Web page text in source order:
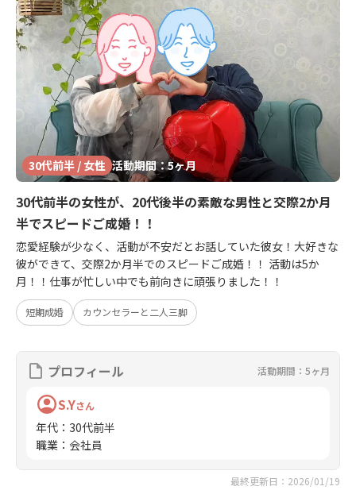
30代前半 / 女性 活動期間：5ヶ月
30代前半の女性が、20代後半の素敵な男性と交際2か月
半でスピードご成婚！！
恋愛経験が少なく、活動が不安だとお話していた彼女！大好きな
彼ができて、交際2か月半でのスピードご成婚！！ 活動は5か
月！！仕事が忙しい中でも前向きに頑張りました！！
短期成婚 カウンセラーと二人三脚
プロフィール 活動期間：5ヶ月
S.Yさん
年代 ： 30代前半
職業 ： 会社員
最終更新日：2026/01/19